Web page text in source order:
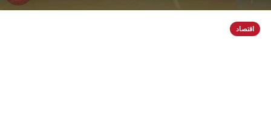
اقتصاد